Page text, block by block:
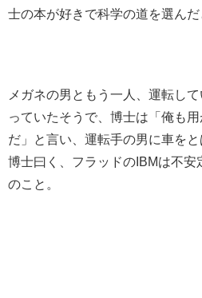
士の本が好きで科学の道を選んだ
メガネの男ともう一人、運転し
っていたそうで、博士は「俺も
だ」と言い、運転手の男に車をと
博士曰く、フラッドのIBMは不安
のこと。